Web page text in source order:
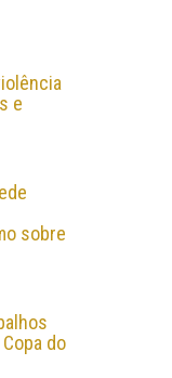
e
sobre
do